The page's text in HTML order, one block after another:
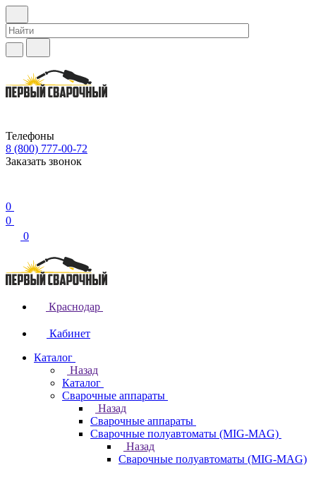
Телефоны
8 (800) 777-00-72
Заказать звонок
0
0
0
Краснодар
Кабинет
Каталог
Назад
Каталог
Сварочные аппараты
Назад
Сварочные аппараты
Сварочные полуавтоматы (MIG-MAG)
Назад
Сварочные полуавтоматы (MIG-MAG)